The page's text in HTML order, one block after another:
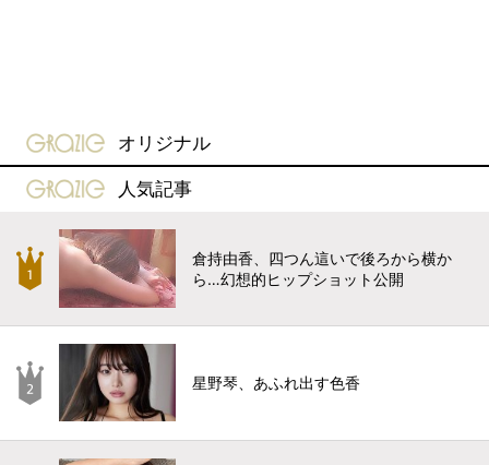
gravure-grazie
オリジナル
gravure-grazie
人気記事
倉持由香、四つん這いで後ろから横か
ら…幻想的ヒップショット公開
星野琴、あふれ出す色香